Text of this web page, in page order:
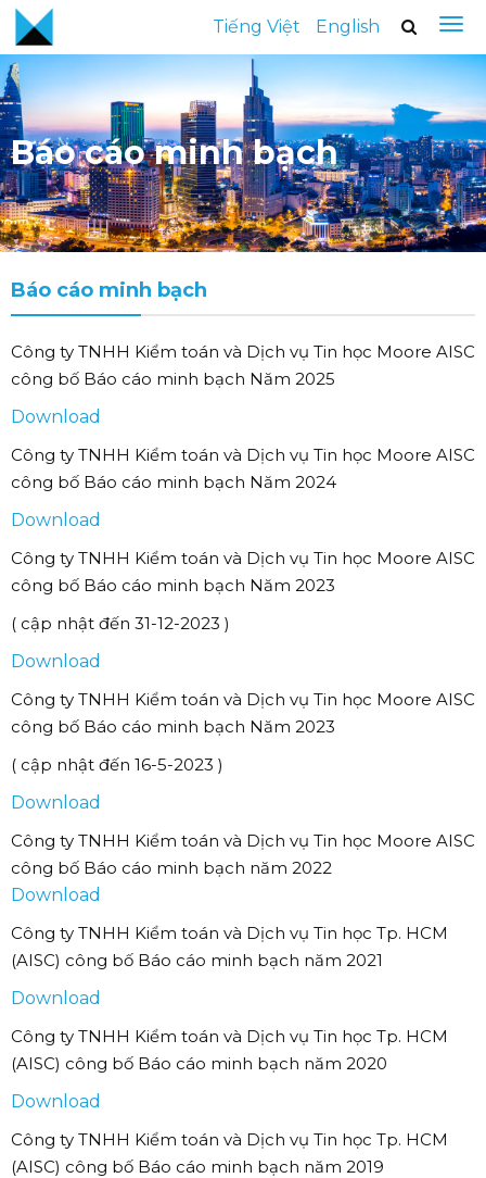
Tiếng Việt English
Báo cáo minh bạch
Báo cáo minh bạch
Công ty TNHH Kiểm toán và Dịch vụ Tin học Moore AISC
công bố Báo cáo minh bạch Năm 2025
Download
Công ty TNHH Kiểm toán và Dịch vụ Tin học Moore AISC
công bố Báo cáo minh bạch Năm 2024
Download
Công ty TNHH Kiểm toán và Dịch vụ Tin học Moore AISC
công bố Báo cáo minh bạch Năm 2023
( cập nhật đến 31-12-2023 )
Download
Công ty TNHH Kiểm toán và Dịch vụ Tin học Moore AISC
công bố Báo cáo minh bạch Năm 2023
( cập nhật đến 16-5-2023 )
Download
Công ty TNHH Kiểm toán và Dịch vụ Tin học Moore AISC
công bố Báo cáo minh bạch năm 2022
Download
Công ty TNHH Kiểm toán và Dịch vụ Tin học Tp. HCM
(AISC) công bố Báo cáo minh bạch năm 2021
Download
Công ty TNHH Kiểm toán và Dịch vụ Tin học Tp. HCM
(AISC) công bố Báo cáo minh bạch năm 2020
Download
Công ty TNHH Kiểm toán và Dịch vụ Tin học Tp. HCM
(AISC) công bố Báo cáo minh bạch năm 2019